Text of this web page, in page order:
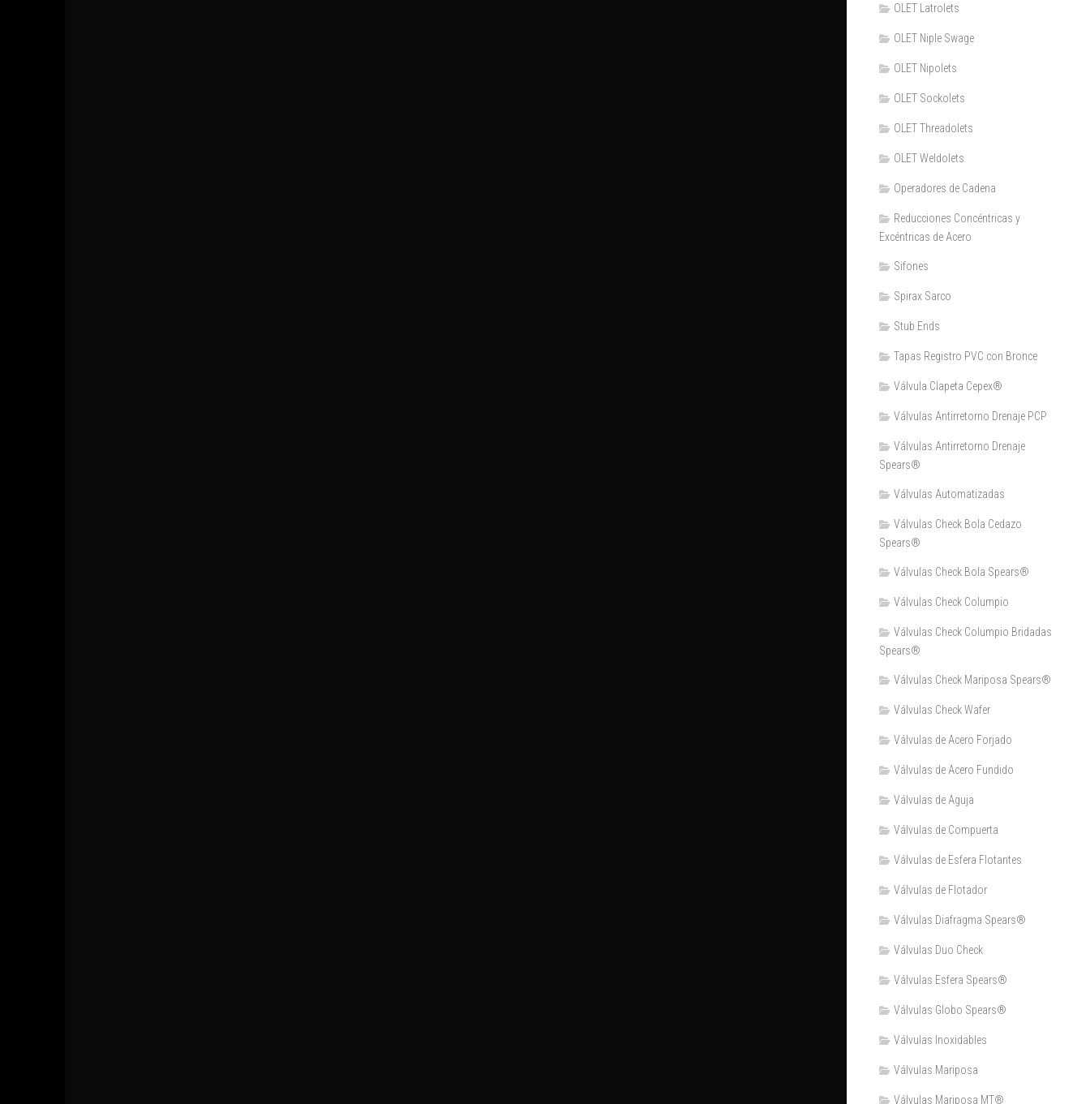
OLET Latrolets
OLET Niple Swage
OLET Nipolets
OLET Sockolets
OLET Threadolets
OLET Weldolets
Operadores de Cadena
Reducciones Concéntricas y
Excéntricas de Acero
Sifones
Spirax Sarco
Stub Ends
Tapas Registro PVC con Bronce
Válvula Clapeta Cepex®
Válvulas Antirretorno Drenaje PCP
Válvulas Antirretorno Drenaje
Spears®
Válvulas Automatizadas
Válvulas Check Bola Cedazo
Spears®
Válvulas Check Bola Spears®
Válvulas Check Columpio
Válvulas Check Columpio Bridadas
Spears®
Válvulas Check Mariposa Spears®
Válvulas Check Wafer
Válvulas de Acero Forjado
Válvulas de Acero Fundido
Válvulas de Aguja
Válvulas de Compuerta
Válvulas de Esfera Flotantes
Válvulas de Flotador
Válvulas Diafragma Spears®️
Válvulas Duo Check
Válvulas Esfera Spears®
Válvulas Globo Spears®
Válvulas Inoxidables
Válvulas Mariposa
Válvulas Mariposa MT®